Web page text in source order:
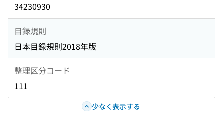
34230930
目録規則
日本目録規則2018年版
整理区分コード
111
少なく表示する